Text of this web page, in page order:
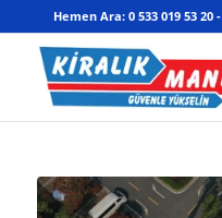
Hemen Ara: 0 533 019 53